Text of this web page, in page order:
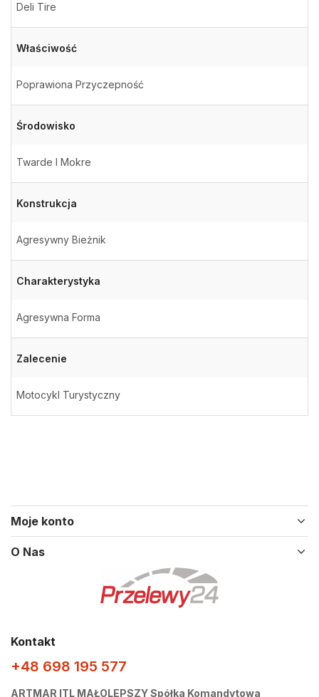
Deli Tire
Właściwość
Poprawiona Przyczepność
Środowisko
Twarde I Mokre
Konstrukcja
Agresywny Bieżnik
Charakterystyka
Agresywna Forma
Zalecenie
Motocykl Turystyczny
Moje konto
O Nas
Kontakt
+48 698 195 577
ARTMAR ITL MAŁOLEPSZY Spółka Komandytowa